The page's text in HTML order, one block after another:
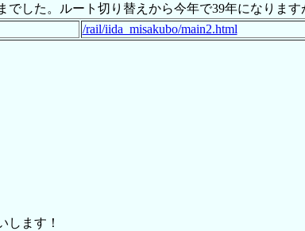
でした。ルート切り替えから今年で39年になりま
/rail/iida_misakubo/main2.html
します！